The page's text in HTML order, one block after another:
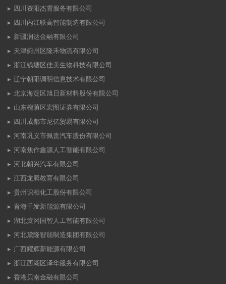
四川资阳杰霄服务有限公司
四川内江联高智能制造有限公司
新疆润达金融有限公司
天津蓟州区隆禾物流有限公司
浙江钱塘区佳美生物科技有限公司
辽宁朝阳调明信息技术有限公司
北京海淀区旭日新材料股份有限公司
山东槐荫区宏图证券有限公司
四川成都市尼亿贸易有限公司
河南巩义市佩贵汽车股份有限公司
河南焦作鑫源人工智能有限公司
河北朝兴汽车有限公司
江西龙腾教育有限公司
贵州识相化工股份有限公司
青海千发新能源有限公司
湖北黄冈国智人工智能有限公司
河北黛隆智能制造集团有限公司
广西耀辉新能源有限公司
浙江西湖区泽华服务有限公司
香港贝南金融有限公司